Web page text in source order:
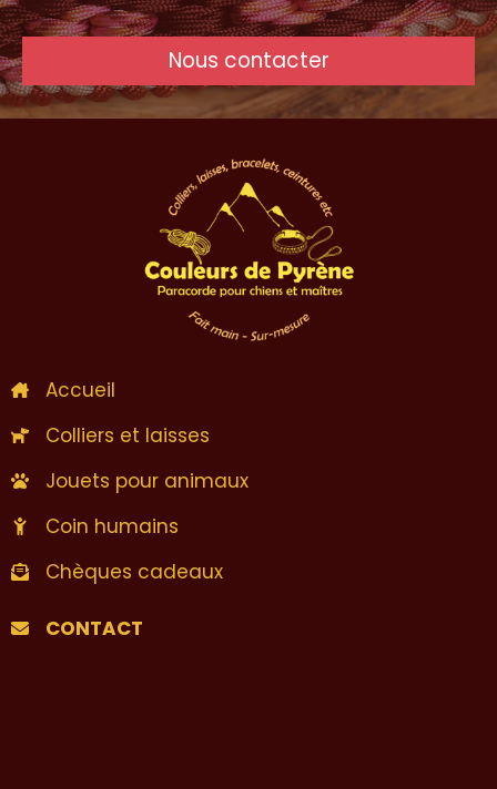
Nous contacter
Accueil
Colliers et laisses
Jouets pour animaux
Coin humains
Chèques cadeaux
CONTACT